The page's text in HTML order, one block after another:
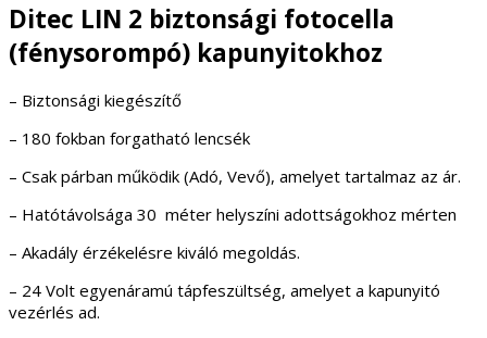
Ditec LIN 2 biztonsági fotocella
(fénysorompó) kapunyitokhoz
– Biztonsági kiegészítő
– 180 fokban forgatható lencsék
– Csak párban működik (Adó, Vevő), amelyet tartalmaz az ár.
– Hatótávolsága 30 méter helyszíni adottságokhoz mérten
– Akadály érzékelésre kiváló megoldás.
– 24 Volt egyenáramú tápfeszültség, amelyet a kapunyitó
vezérlés ad.